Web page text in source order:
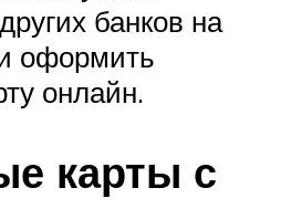
банков на
оформить
онлайн.
карты с